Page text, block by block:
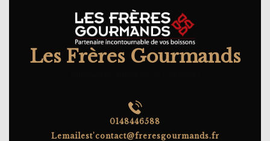
Les Frères Gourmands
0148446588
Lemailest'contact@freresgourmands.fr